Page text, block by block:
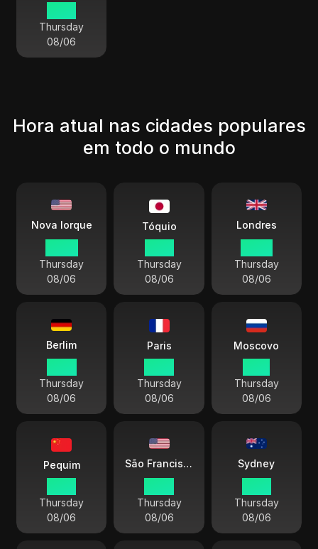
Thursday
08/06
Hora atual nas cidades populares
em todo o mundo
Nova Iorque
Thursday
08/06
Tóquio
Thursday
08/06
Londres
Thursday
08/06
Berlim
Thursday
08/06
Paris
Thursday
08/06
Moscovo
Thursday
08/06
Pequim
Thursday
08/06
São Francisco
Thursday
08/06
Sydney
Thursday
08/06